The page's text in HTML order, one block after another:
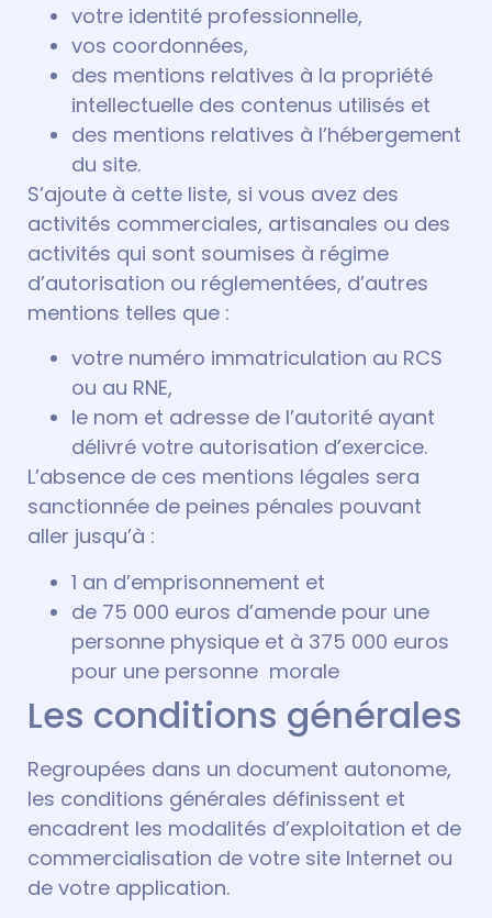
votre identité professionnelle,
vos coordonnées,
des mentions relatives à la propriété
intellectuelle des contenus utilisés et
des mentions relatives à l’hébergement
du site.
S’ajoute à cette liste, si vous avez des
activités commerciales, artisanales ou des
activités qui sont soumises à régime
d’autorisation ou réglementées, d’autres
mentions telles que :
votre numéro immatriculation au RCS
ou au RNE,
le nom et adresse de l’autorité ayant
délivré votre autorisation d’exercice.
L’absence de ces mentions légales sera
sanctionnée de peines pénales pouvant
aller jusqu’à :
1 an d’emprisonnement et
de 75 000 euros d’amende pour une
personne physique et à 375 000 euros
pour une personne morale
Les conditions générales
Regroupées dans un document autonome,
les conditions générales définissent et
encadrent les modalités d’exploitation et de
commercialisation de votre site Internet ou
de votre application.